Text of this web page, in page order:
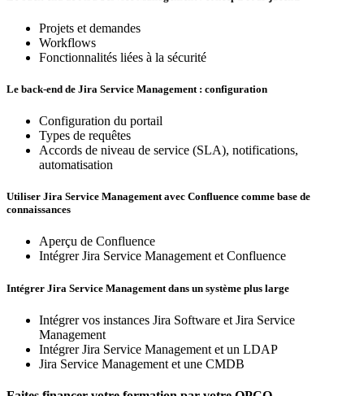
Projets et demandes
Workflows
Fonctionnalités liées à la sécurité
Le back-end de Jira Service Management : configuration
Configuration du portail
Types de requêtes
Accords de niveau de service (SLA), notifications,
automatisation
Utiliser Jira Service Management avec Confluence comme base de
connaissances
Aperçu de Confluence
Intégrer Jira Service Management et Confluence
Intégrer Jira Service Management dans un système plus large
Intégrer vos instances Jira Software et Jira Service
Management
Intégrer Jira Service Management et un LDAP
Jira Service Management et une CMDB